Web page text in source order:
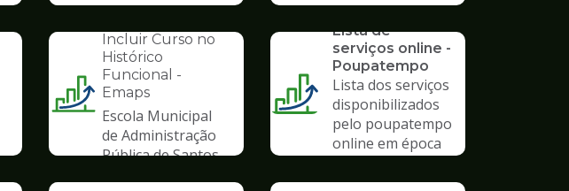
Ilustração
pagina
de
Gestão
Incluir Curso no
Histórico
Funcional -
Emaps
Escola Municipal
de Administração
Pública de Santos
Lista de
serviços online -
Poupatempo
Lista dos serviços
disponibilizados
pelo poupatempo
online em época